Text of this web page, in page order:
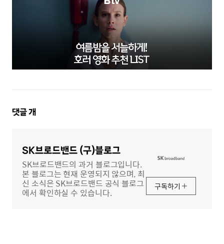
댓
댓글개
SK브로드밴드 (구)블로그
SK브로드밴드의 과거 블로그입니다.
본 블로그는 현재 운영되지 않으며, 최
신 소식은 SK브로드밴드 공식 블로그
에서 확인하실 수 있습니다.
구독하기